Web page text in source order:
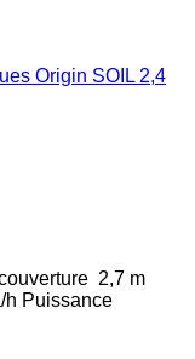
Origin SOIL 2,4
2,7 m
h Puissance